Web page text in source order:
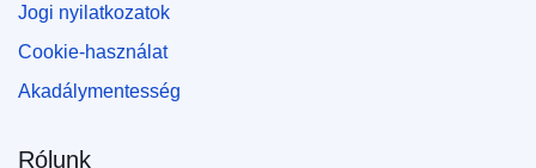
Jogi nyilatkozatok
Cookie-használat
Akadálymentesség
Rólunk